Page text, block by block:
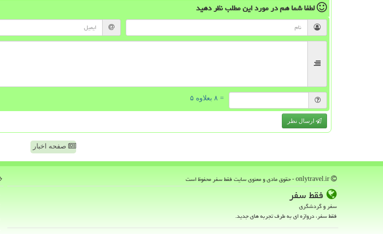
لطفا شما همدر مورد این مطلبنظر دهید
= ۸ بعلاوه ۵
ارسال نظر
صفحه اخبار
فقط سفر
سفر و گردشگری
فقط سفر، دروازه ای به طرف تجربه های جدید.